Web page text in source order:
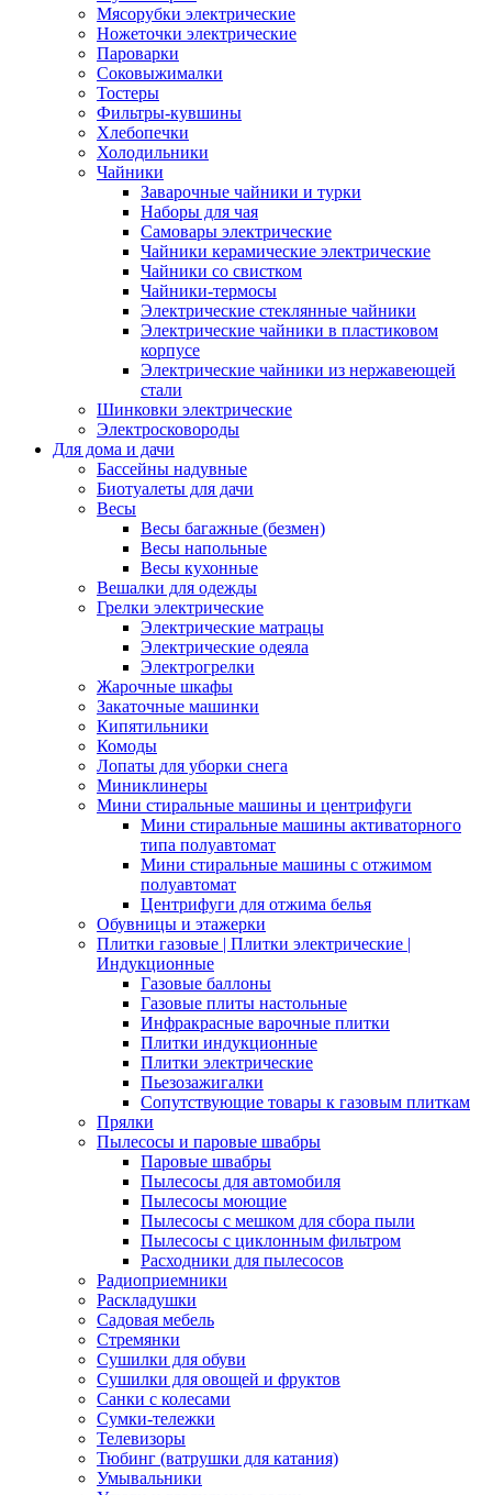
Мясорубки электрические
Ножеточки электрические
Пароварки
Соковыжималки
Тостеры
Фильтры-кувшины
Хлебопечки
Холодильники
Чайники
Заварочные чайники и турки
Наборы для чая
Самовары электрические
Чайники керамические электрические
Чайники со свистком
Чайники-термосы
Электрические стеклянные чайники
Электрические чайники в пластиковом
корпусе
Электрические чайники из нержавеющей
стали
Шинковки электрические
Электросковороды
Для дома и дачи
Бассейны надувные
Биотуалеты для дачи
Весы
Весы багажные (безмен)
Весы напольные
Весы кухонные
Вешалки для одежды
Грелки электрические
Электрические матрацы
Электрические одеяла
Электрогрелки
Жарочные шкафы
Закаточные машинки
Кипятильники
Комоды
Лопаты для уборки снега
Миниклинеры
Мини стиральные машины и центрифуги
Мини стиральные машины активаторного
типа полуавтомат
Мини стиральные машины с отжимом
полуавтомат
Центрифуги для отжима белья
Обувницы и этажерки
Плитки газовые | Плитки электрические |
Индукционные
Газовые баллоны
Газовые плиты настольные
Инфракрасные варочные плитки
Плитки индукционные
Плитки электрические
Пьезозажигалки
Сопутствующие товары к газовым плиткам
Прялки
Пылесосы и паровые швабры
Паровые швабры
Пылесосы для автомобиля
Пылесосы моющие
Пылесосы с мешком для сбора пыли
Пылесосы с циклонным фильтром
Расходники для пылесосов
Радиоприемники
Раскладушки
Садовая мебель
Стремянки
Сушилки для обуви
Сушилки для овощей и фруктов
Санки с колесами
Сумки-тележки
Телевизоры
Тюбинг (ватрушки для катания)
Умывальники